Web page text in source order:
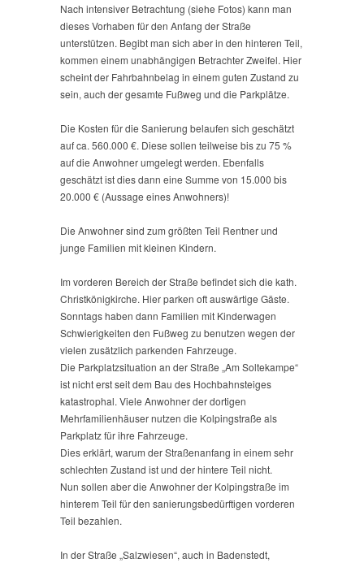
Nach intensiver Betrachtung (siehe Fotos) kann man
dieses Vorhaben für den Anfang der Straße
unterstützen. Begibt man sich aber in den hinteren Teil,
kommen einem unabhängigen Betrachter Zweifel. Hier
scheint der Fahrbahnbelag in einem guten Zustand zu
sein, auch der gesamte Fußweg und die Parkplätze.
Die Kosten für die Sanierung belaufen sich geschätzt
auf ca. 560.000 €. Diese sollen teilweise bis zu 75 %
auf die Anwohner umgelegt werden. Ebenfalls
geschätzt ist dies dann eine Summe von 15.000 bis
20.000 € (Aussage eines Anwohners)!
Die Anwohner sind zum größten Teil Rentner und
junge Familien mit kleinen Kindern.
Im vorderen Bereich der Straße befindet sich die kath.
Christkönigkirche. Hier parken oft auswärtige Gäste.
Sonntags haben dann Familien mit Kinderwagen
Schwierigkeiten den Fußweg zu benutzen wegen der
vielen zusätzlich parkenden Fahrzeuge.
Die Parkplatzsituation an der Straße „Am Soltekampe“
ist nicht erst seit dem Bau des Hochbahnsteiges
katastrophal. Viele Anwohner der dortigen
Mehrfamilienhäuser nutzen die Kolpingstraße als
Parkplatz für ihre Fahrzeuge.
Dies erklärt, warum der Straßenanfang in einem sehr
schlechten Zustand ist und der hintere Teil nicht.
Nun sollen aber die Anwohner der Kolpingstraße im
hinterem Teil für den sanierungsbedürftigen vorderen
Teil bezahlen.
In der Straße „Salzwiesen“, auch in Badenstedt,